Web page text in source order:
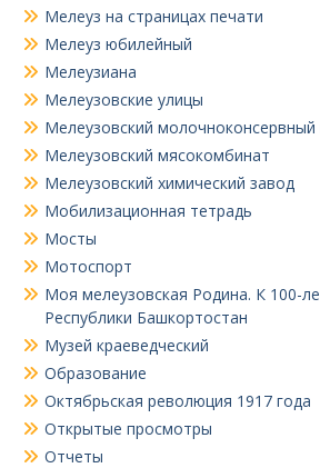
Мелеуз на страницах печати
Мелеуз юбилейный
Мелеузиана
Мелеузовские улицы
Мелеузовский
Мелеузовский мясокомбинат
Мелеузовский химический завод
Мобилизационная тетрадь
Мосты
Мотоспорт
Моя мелеузовская Родина. К 100-
Республики Башкортостан
Музей краеведческий
Образование
Октябрьская революция 1917 года
Открытые просмотры
Отчеты